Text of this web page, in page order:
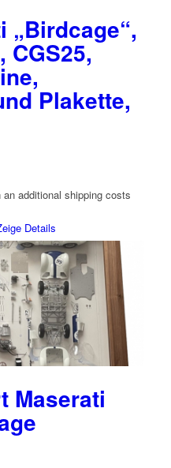
„Birdcage“,
CGS25,
Plakette,
an additional shipping costs
Details
Maserati